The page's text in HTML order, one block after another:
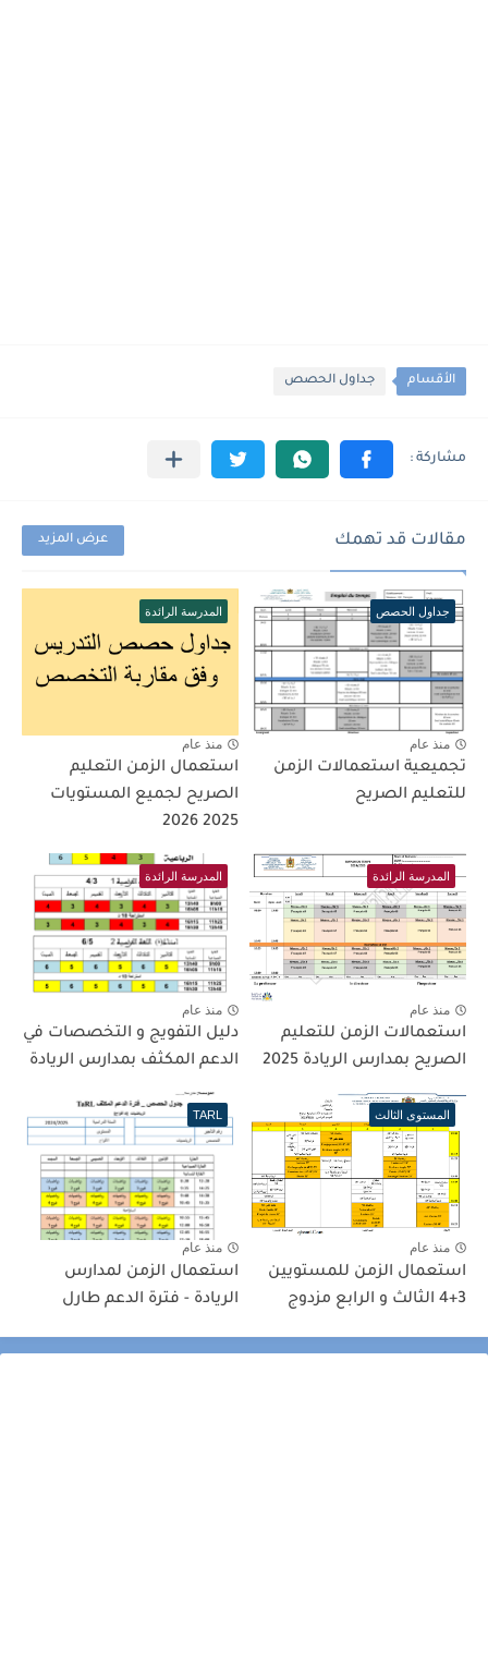
الأقسام جداول الحصص
مقالات قد تهمك عرض المزيد
جداول الحصص
منذ عام
تجميعية استعمالات الزمن
للتعليم الصريح
المدرسة الرائدة
منذ عام
استعمال الزمن التعليم
الصريح لجميع المستويات
2025 2026
المدرسة الرائدة
منذ عام
استعمالات الزمن للتعليم
الصريح بمدارس الريادة 2025
المدرسة الرائدة
منذ عام
دليل التفويج و التخصصات في
الدعم المكثف بمدارس الريادة
المستوى الثالث
منذ عام
استعمال الزمن للمستويين
3+4 الثالث و الرابع مزدوج
TARL
منذ عام
استعمال الزمن لمدارس
الريادة - فترة الدعم طارل